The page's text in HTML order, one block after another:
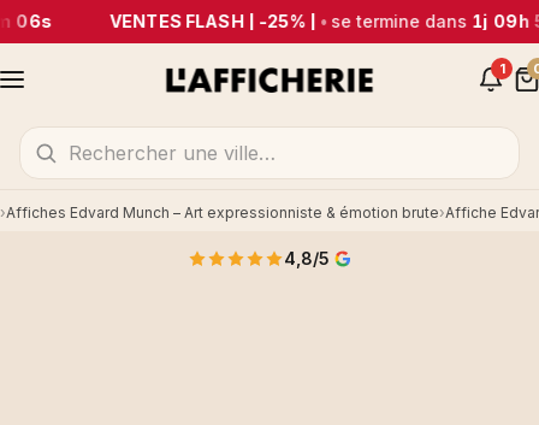
06s VENTES FLASH | -25% | •se termine dans1j 09h
1
Accueil
Affiches Edvard Munch – Art expressionniste & émotion brute Affiche
4,8/5